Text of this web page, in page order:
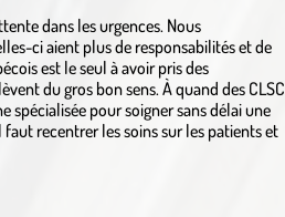
dans les urgences. Nous
ci aient plus de responsabilités et de
est le seul à avoir pris des
du gros bon sens. À quand des CLSC
spécialisée pour soigner sans délai une
recentrer les soins sur les patients et